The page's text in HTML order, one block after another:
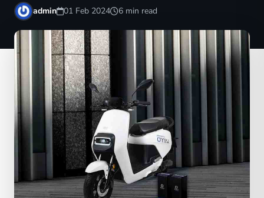
admin 01 Feb 2024 6 min read